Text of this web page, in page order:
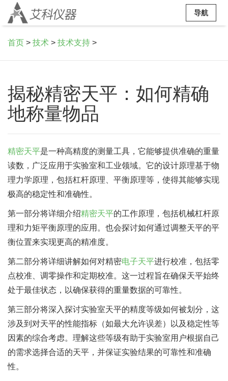
导航
首页 > 技术 > 技术支持 >
揭秘精密天平：如何精确
地称量物品
精密天平是一种高精度的测量工具，它能够提供准确的重量
读数，广泛应用于实验室和工业领域。它的设计原理基于物
理力学原理，包括杠杆原理、平衡原理等，使得其能够实现
极高的稳定性和准确性。
第一部分将详细介绍精密天平的工作原理，包括机械杠杆原
理和力矩平衡原理的应用。也会探讨如何通过调整天平的平
衡位置来实现更高的精准度。
第二部分将详细讲解如何对精密电子天平进行校准，包括零
点校准、调零操作和定期校准。这一过程旨在确保天平始终
处于最佳状态，以确保获得的重量数据的可靠性。
第三部分将深入探讨实验室天平的精度等级如何被划分，这
涉及到对天平的性能指标（如最大允许误差）以及稳定性等
因素的综合考虑。理解这些等级有助于实验室用户根据自己
的需求选择合适的天平，并保证实验结果的可靠性和准确
性。